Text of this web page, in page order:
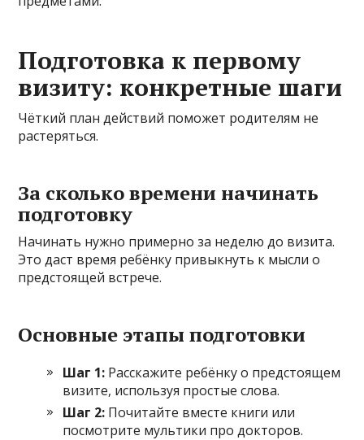
Подготовка к первому
визиту: конкретные шаги
Чёткий план действий поможет родителям не
растеряться.
За сколько времени начинать
подготовку
Начинать нужно примерно за неделю до визита.
Это даст время ребёнку привыкнуть к мысли о
предстоящей встрече.
Основные этапы подготовки
Шаг 1: Расскажите ребёнку о предстоящем
визите, используя простые слова.
Шаг 2: Почитайте вместе книги или
посмотрите мультики про докторов.